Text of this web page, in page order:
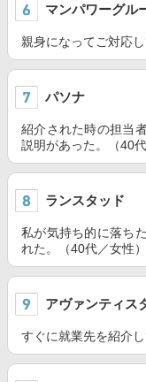
マンパワーグル
親身になってご対応
パソナ
紹介された時の担当
説明があった。（40代
ランスタッド
私が気持ち的に落ち
れた。（40代／女性）
アヴァンティス
すぐに就業先を紹介